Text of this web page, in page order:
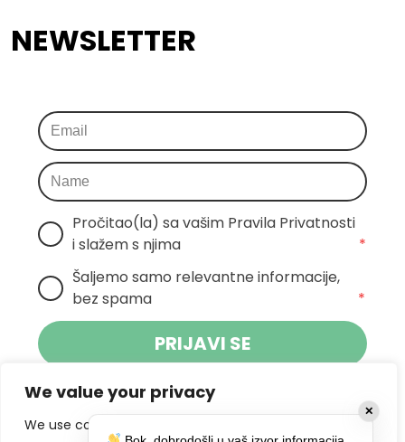
We value your privacy
We use cookies to enhance your browsing experience,
NEWSLETTER
Pročitao(la) sa vašim Pravila Privatnosti
i slažem s njima
*
Šaljemo samo relevantne informacije,
bez spama
*
PRIJAVI SE
Klikom na gumb dajete suglasnost za
primanje novosti Pokreta Otoka te se
✕